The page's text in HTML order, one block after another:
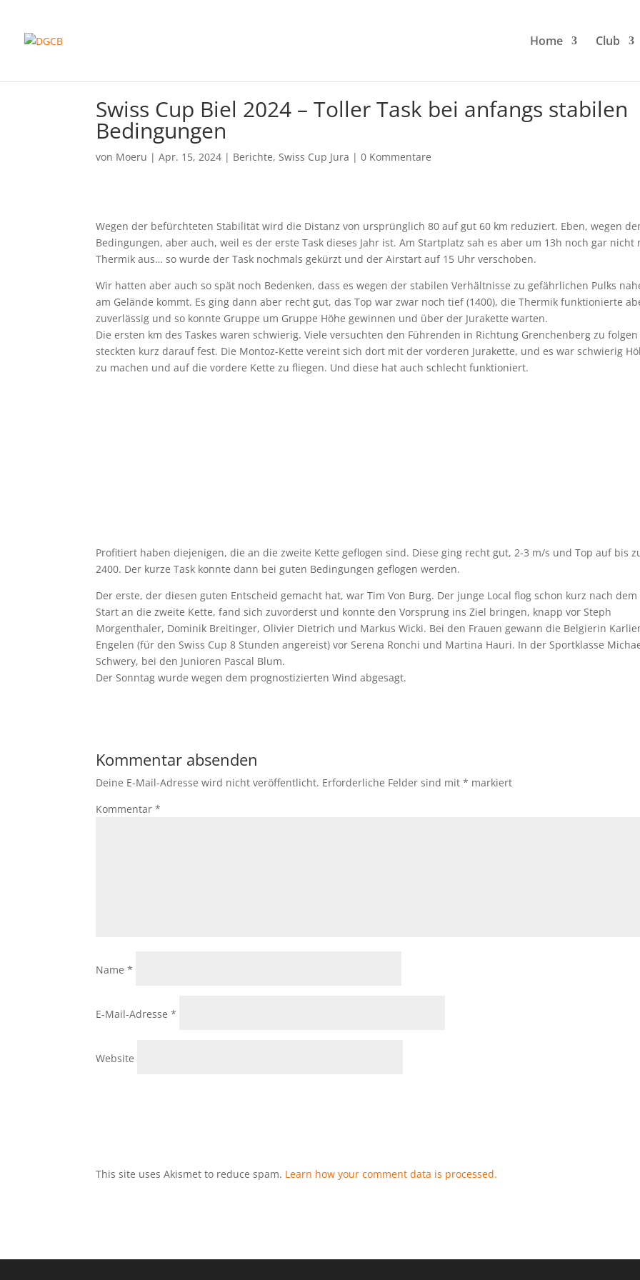
Home Club
Swiss Cup Biel 2024 – Toller Task bei anfangs stabilen
Bedingungen
von Moeru |Apr. 15, 2024 | Berichte,Swiss Cup Jura |0 Kommentare
Wegen der befürchteten Stabilität wird die Distanz von ursprünglich 80 auf gut 60 km reduziert. Eben, wegen
Bedingungen, aber auch, weil es der erste Task dieses Jahr ist. Am Startplatz sah es aber um 13h noch gar nicht
Thermik aus… so wurde der Task nochmals gekürzt und der Airstart auf 15 Uhr verschoben.
Wir hatten aber auch so spät noch Bedenken, dass es wegen der stabilen Verhältnisse zu gefährlichen Pulks
am Gelände kommt. Es ging dann aber recht gut, das Top war zwar noch tief (1400), die Thermik funktionierte
zuverlässig und so konnte Gruppe um Gruppe Höhe gewinnen und über der Jurakette warten.
Die ersten km des Taskes waren schwierig. Viele versuchten den Führenden in Richtung Grenchenberg zu
steckten kurz darauf fest. Die Montoz-Kette vereint sich dort mit der vorderen Jurakette, und es war schwierig
zu machen und auf die vordere Kette zu fliegen. Und diese hat auch schlecht funktioniert.
Profitiert haben diejenigen, die an die zweite Kette geflogen sind. Diese ging recht gut, 2-3 m/s und Top auf bis
2400. Der kurze Task konnte dann bei guten Bedingungen geflogen werden.
Der erste, der diesen guten Entscheid gemacht hat, war Tim Von Burg. Der junge Local flog schon kurz nach dem
Start an die zweite Kette, fand sich zuvorderst und konnte den Vorsprung ins Ziel bringen, knapp vor Steph
Morgenthaler, Dominik Breitinger, Olivier Dietrich und Markus Wicki. Bei den Frauen gewann die Belgierin
Engelen (für den Swiss Cup 8 Stunden angereist) vor Serena Ronchi und Martina Hauri. In der Sportklasse
Schwery, bei den Junioren Pascal Blum.
Der Sonntag wurde wegen dem prognostizierten Wind abgesagt.
Kommentar absenden
Deine E-Mail-Adresse wird nicht veröffentlicht. Erforderliche Felder sind mit* markiert
Kommentar*
Name*
E-Mail-Adresse*
Website
This site uses Akismet to reduce spam. Learn how your comment data is processed.